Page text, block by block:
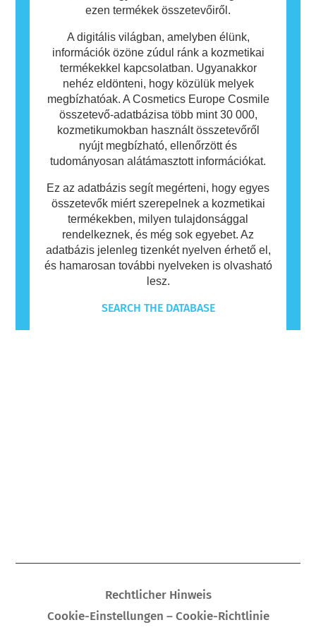
ezen termékek összetevőiről.
A digitális világban, amelyben élünk,
információk özöne zúdul ránk a kozmetikai
termékekkel kapcsolatban. Ugyanakkor
nehéz eldönteni, hogy közülük melyek
megbízhatóak. A Cosmetics Europe Cosmile
összetevő-adatbázisa több mint 30 000,
kozmetikumokban használt összetevőről
nyújt megbízható, ellenőrzött és
tudományosan alátámasztott információkat.
Ez az adatbázis segít megérteni, hogy egyes
összetevők miért szerepelnek a kozmetikai
termékekben, milyen tulajdonsággal
rendelkeznek, és még sok egyebet. Az
adatbázis jelenleg tizenkét nyelven érhető el,
és hamarosan további nyelveken is olvasható
lesz.
SEARCH THE DATABASE
Rechtlicher Hinweis
Cookie-Einstellungen – Cookie-Richtlinie